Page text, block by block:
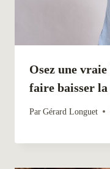
Osez une
faire baisser
Par Gérard Longuet